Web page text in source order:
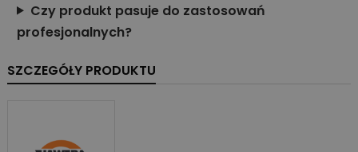
Czy produkt pasuje do zastosowań
profesjonalnych?
SZCZEGÓŁY PRODUKTU